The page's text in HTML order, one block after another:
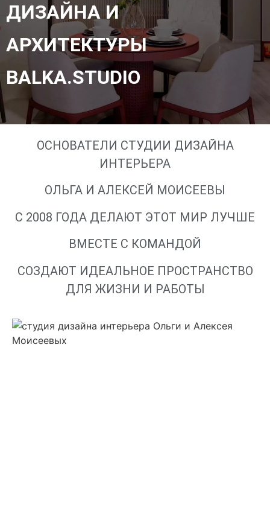
ДИЗАЙНА И
АРХИТЕКТУРЫ
BALKA.STUDIO
ОСНОВАТЕЛИ СТУДИИ ДИЗАЙНА
ИНТЕРЬЕРА
ОЛЬГА И АЛЕКСЕЙ МОИСЕЕВЫ
С 2008 ГОДА ДЕЛАЮТ ЭТОТ МИР ЛУЧШЕ
ВМЕСТЕ С КОМАНДОЙ
СОЗДАЮТ ИДЕАЛЬНОЕ ПРОСТРАНСТВО
ДЛЯ ЖИЗНИ И РАБОТЫ